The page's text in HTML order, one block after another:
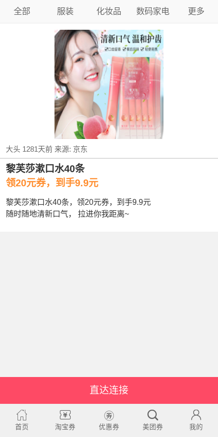
全部 服装 化妆品 数码家电 更多
大头 1281天前来源: 京东
黎芙莎漱口水40条
领20元券，到手9.9元
黎芙莎漱口水40条，领20元券，到手9.9元
随时随地清新口气， 拉进你我距离~
直达连接
首页 淘宝券 优惠券 美团券 我的